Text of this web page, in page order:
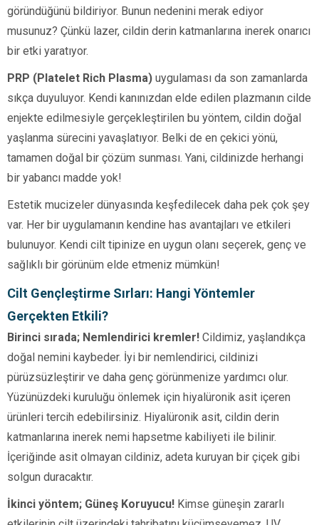
göründüğünü bildiriyor. Bunun nedenini merak ediyor
musunuz? Çünkü lazer, cildin derin katmanlarına inerek onarıcı
bir etki yaratıyor.
PRP (Platelet Rich Plasma) uygulaması da son zamanlarda
sıkça duyuluyor. Kendi kanınızdan elde edilen plazmanın cilde
enjekte edilmesiyle gerçekleştirilen bu yöntem, cildin doğal
yaşlanma sürecini yavaşlatıyor. Belki de en çekici yönü,
tamamen doğal bir çözüm sunması. Yani, cildinizde herhangi
bir yabancı madde yok!
Estetik mucizeler dünyasında keşfedilecek daha pek çok şey
var. Her bir uygulamanın kendine has avantajları ve etkileri
bulunuyor. Kendi cilt tipinize en uygun olanı seçerek, genç ve
sağlıklı bir görünüm elde etmeniz mümkün!
Cilt Gençleştirme Sırları: Hangi Yöntemler
Gerçekten Etkili?
Birinci sırada; Nemlendirici kremler! Cildimiz, yaşlandıkça
doğal nemini kaybeder. İyi bir nemlendirici, cildinizi
pürüzsüzleştirir ve daha genç görünmenize yardımcı olur.
Yüzünüzdeki kuruluğu önlemek için hiyalüronik asit içeren
ürünleri tercih edebilirsiniz. Hiyalüronik asit, cildin derin
katmanlarına inerek nemi hapsetme kabiliyeti ile bilinir.
İçeriğinde asit olmayan cildiniz, adeta kuruyan bir çiçek gibi
solgun duracaktır.
İkinci yöntem; Güneş Koruyucu! Kimse güneşin zararlı